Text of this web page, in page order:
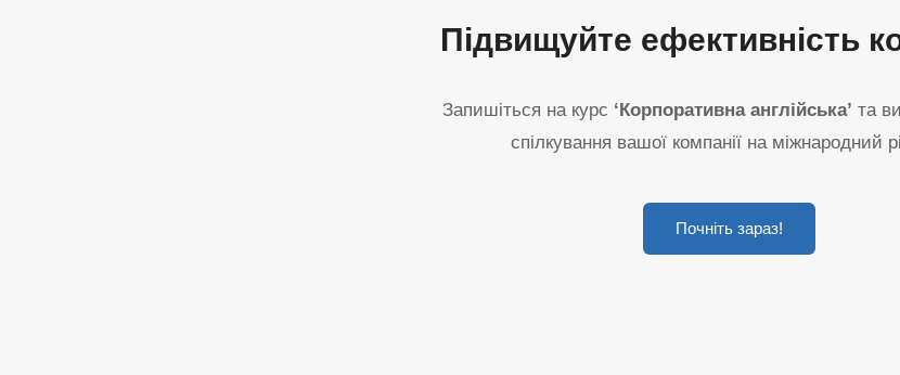
Підвищуйте ефективність
Запишіться на курс ‘Корпоративна англійська’ та
спілкування вашої компанії на міжнародний
Почніть зараз!